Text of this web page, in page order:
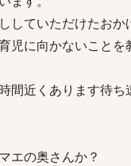
していただけたおか
児に向かないことを
間近くあります待ち
エの奥さんか？